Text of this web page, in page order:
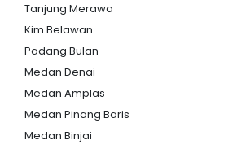
Tanjung Merawa
Kim Belawan
Padang Bulan
Medan Denai
Medan Amplas
Medan Pinang Baris
Medan Binjai